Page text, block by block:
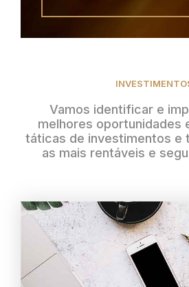
Vamos identificar e
melhores oportunidades
táticas de investimentos e
as mais rentáveis e